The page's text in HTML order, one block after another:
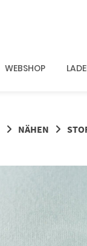
WEBSHOP
NÄHEN